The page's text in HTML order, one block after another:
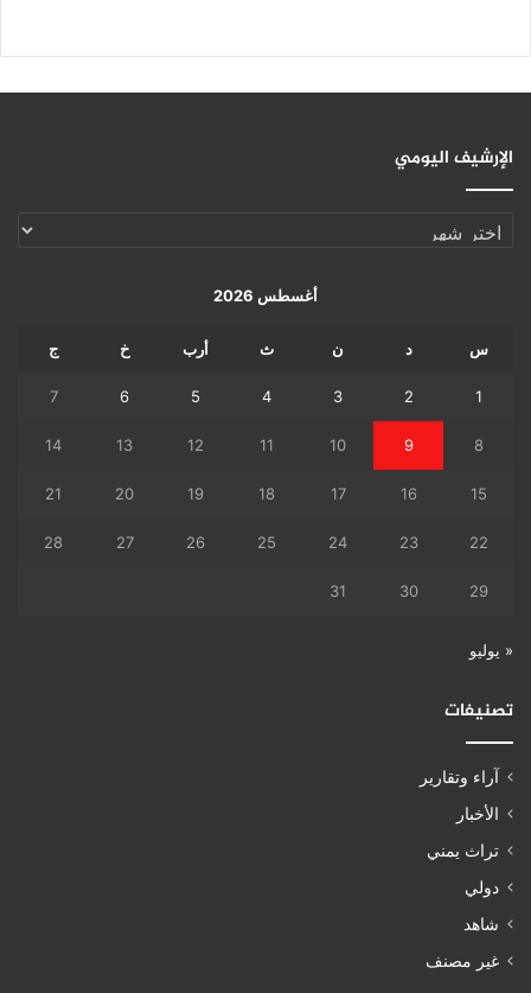
الإرشيف اليومي
الإرشيف
أغسطس 2026
س د ن ث أرب خ ج
1
2
3
4
5
6
7
8
9
10
11
12
13
14
15
16
17
18
19
20
21
22
23
24
25
26
27
28
29
30
31
« يوليو
تصنيفات
آراء وتقارير
الأخبار
تراث يمني
دولي
شاهد
غير مصنف